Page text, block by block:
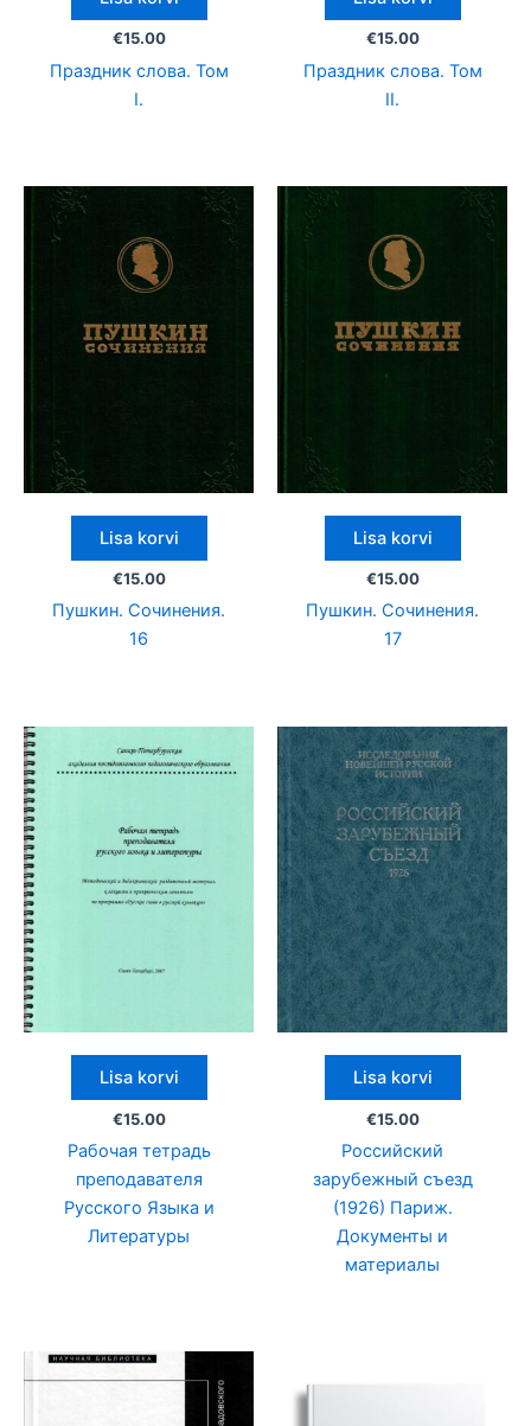
€15.00
Праздник слова. Том
I.
€15.00
Праздник слова. Том
II.
Lisa korvi
€15.00
Пушкин. Сочинения.
16
Lisa korvi
€15.00
Пушкин. Сочинения.
17
Lisa korvi
€15.00
Рабочая тетрадь
преподавателя
Русского Языка и
Литературы
Lisa korvi
€15.00
Российский
зарубежный съезд
(1926) Париж.
Документы и
материалы